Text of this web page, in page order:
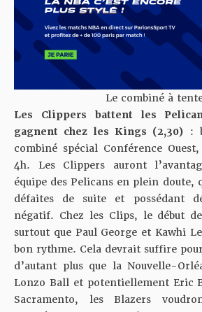
Le combiné à
Les Clippers battent les
gagnent chez les Kings (2,30) :
combiné spécial Conférence
4h. Les Clippers auront
équipe des Pelicans en plein doute,
défaites de suite et possédant
négatif. Chez les Clips, le début
surtout que Paul George et Kawhi
bon rythme. Cela devrait suffire
d’autant plus que la Nouvelle-
Lonzo Ball et potentiellement Eric
Sacramento, les Blazers